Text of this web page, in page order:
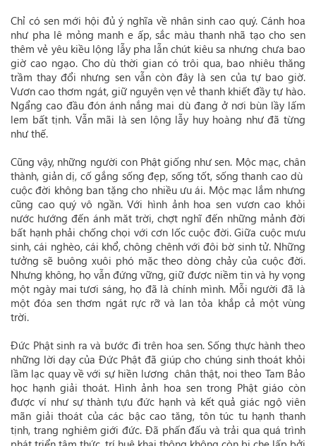
Chỉ có sen mới hội đủ ý nghĩa về nhân sinh cao quý. Cánh hoa
như pha lê mỏng manh e ấp, sắc màu thanh nhã tạo cho sen
thêm vẻ yêu kiều lộng lẫy pha lẫn chút kiêu sa nhưng chưa bao
giờ cao ngạo. Cho dù thời gian có trôi qua, bao nhiêu thăng
trầm thay đổi nhưng sen vẫn còn đây là sen của tự bao giờ.
Vươn cao thơm ngát, giữ nguyên vẹn vẻ thanh khiết đầy tự hào.
Ngẩng cao đầu đón ánh nắng mai dù đang ở nơi bùn lầy lấm
lem bất tịnh. Vẫn mãi là sen lộng lẫy huy hoàng như đã từng
như thế.
Cũng vậy, những người con Phật giống như sen. Mộc mạc, chân
thành, giản dị, cố gắng sống đẹp, sống tốt, sống thanh cao dù
cuộc đời không ban tặng cho nhiều ưu ái. Mộc mạc lắm nhưng
cũng cao quý vô ngần. Với hình ảnh hoa sen vươn cao khỏi
nước hướng đến ánh măt trời, chợt nghĩ đến những mảnh đời
bất hạnh phải chống chọi với cơn lốc cuộc đời. Giữa cuộc mưu
sinh, cái nghèo, cái khổ, chông chênh với đôi bờ sinh tử. Những
tưởng sẽ buông xuôi phó mặc theo dòng chảy của cuộc đời.
Nhưng không, họ vẫn đứng vững, giữ được niềm tin và hy vọng
một ngày mai tươi sáng, họ đã là chính mình. Mỗi người đã là
một đóa sen thơm ngát rực rỡ và lan tỏa khắp cả một vùng
trời.
Đức Phật sinh ra và bước đi trên hoa sen. Sống thực hành theo
những lời dạy của Đức Phật đã giúp cho chúng sinh thoát khỏi
lầm lạc quay về với sự hiền lương chân thật, noi theo Tam Bảo
học hạnh giải thoát. Hình ảnh hoa sen trong Phật giáo còn
được ví như sự thành tựu đức hạnh và kết quả giác ngộ viên
mãn giải thoát của các bậc cao tăng, tôn túc tu hạnh thanh
tịnh, trang nghiêm giới đức. Đã phấn đấu và trải qua quá trình